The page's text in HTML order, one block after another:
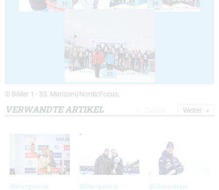
33 34
35
© Bilder 1 - 35: Manzoni/NordicFocus;
VERWANDTE ARTIKEL
Bildergalerie
Bildergalerie
Bildergalerie
Weiter